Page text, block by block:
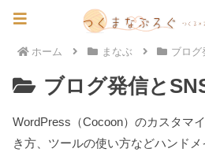
ホーム まなぶ ブログ
ブログ発信と
WordPress（Cocoon）のカスタマ
き方、ツールの使い方などハンド